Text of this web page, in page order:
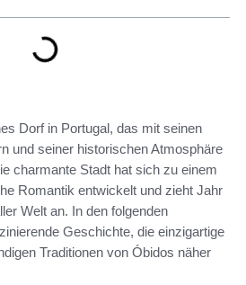
Dorf in Portugal, das mit seinen
und seiner historischen Atmosphäre
charmante Stadt hat sich zu einem
Romantik entwickelt und zieht Jahr
Welt an. In den folgenden
Geschichte, die einzigartige
Traditionen von Óbidos näher